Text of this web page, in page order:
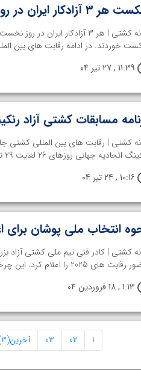
ایران در روز اول تورنمنت مجارستان
خانه کشتی | هر ۳ آزادکار
خوردند. در ادامه رقابت های بین
11:39 , 27 تیر 04
مسابقات کشتی آزاد
کشتی | رقابت های بین المللی کشتی
اتحادیه جهانی روزهای 26 لغایت 29 تیرماه در شهر بوداپست ...
10:16 , 24 تیر 04
انتخاب ملی پوشان
کشتی | کادر فنی تیم ملی کشتی آزاد
های 2025 را اعلام کرد. این چرخه به شرح زیر ...
1:13 , 18 فروردین 04
1
02
03 آخرین(3)